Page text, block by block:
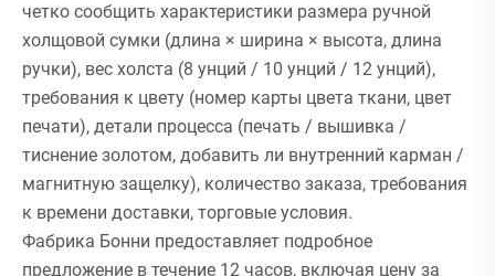
четко сообщить характеристики размера ручной
холщовой сумки (длина × ширина × высота, длина
ручки), вес холста (8 унций / 10 унций / 12 унций),
требования к цвету (номер карты цвета ткани, цвет
печати), детали процесса (печать / вышивка /
тиснение золотом, добавить ли внутренний карман /
магнитную защелку), количество заказа, требования
к времени доставки, торговые условия.
Фабрика Бонни предоставляет подробное
предложение в течение 12 часов, включая цену за